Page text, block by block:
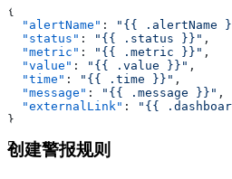
{
  "alertName"
: "{{ .alertName
  "status"
: "{{ .status }}" ,
  "metric"
: "{{ .metric }}" ,
  "value"
: "{{ .value }}" ,
  "time"
: "{{ .time }}" ,
  "message"
: "{{ .message }}" ,
  "externalLink"
:
"{{
}
创建警报规则